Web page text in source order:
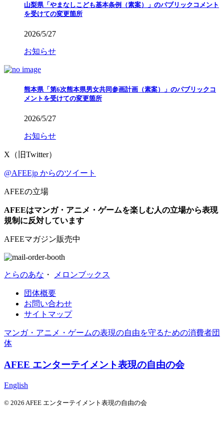
山梨県「やまなしこども基本条例（素案）」のパブリックコメント
を受けての変更箇所
2026/5/27
お知らせ
熊本県「第6次熊本県男女共同参画計画（素案）」のパブリックコ
メントを受けての変更箇所
2026/5/27
お知らせ
X（旧Twitter）
@AFEEjp からのツイート
AFEEの立場
AFEEはマンガ・アニメ・ゲームを楽しむ人の立場から表現
規制に反対しています
AFEEマガジン販売中
とらのあな ・ メロンブックス
団体概要
お問い合わせ
サイトマップ
マンガ・アニメ・ゲームの表現の自由を守るための消費者団
体
AFEE エンターテイメント表現の自由の会
English
© 2026 AFEE エンターテイメント表現の自由の会